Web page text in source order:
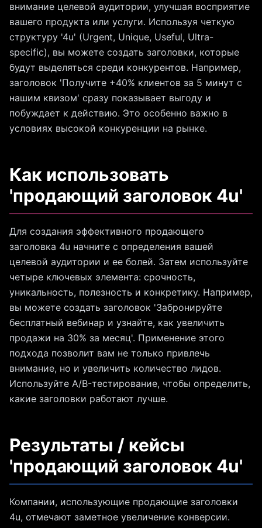
внимание целевой аудитории, улучшая восприятие
вашего продукта или услуги. Используя четкую
структуру '4u' (Urgent, Unique, Useful, Ultra-
specific), вы можете создать заголовки, которые
будут выделяться среди конкурентов. Например,
заголовок 'Получите +40% клиентов за 5 минут с
нашим квизом' сразу показывает выгоду и
побуждает к действию. Это особенно важно в
условиях высокой конкуренции на рынке.
Как использовать
'продающий заголовок 4u'
Для создания эффективного продающего
заголовка 4u начните с определения вашей
целевой аудитории и ее болей. Затем используйте
четыре ключевых элемента: срочность,
уникальность, полезность и конкретику. Например,
вы можете создать заголовок 'Забронируйте
бесплатный вебинар и узнайте, как увеличить
продажи на 30% за месяц'. Применение этого
подхода позволит вам не только привлечь
внимание, но и увеличить количество лидов.
Используйте A/B-тестирование, чтобы определить,
какие заголовки работают лучше.
Результаты / кейсы
'продающий заголовок 4u'
Компании, использующие продающие заголовки
4u, отмечают заметное увеличение конверсии.